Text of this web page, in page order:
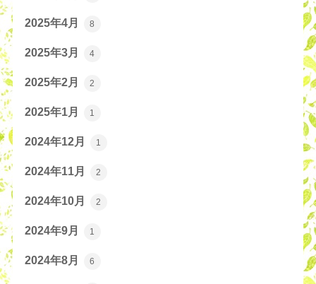
2025年4月 8
2025年3月 4
2025年2月 2
2025年1月 1
2024年12月 1
2024年11月 2
2024年10月 2
2024年9月 1
2024年8月 6